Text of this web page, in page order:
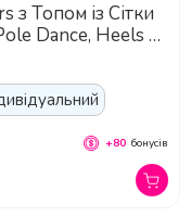
Dance, Heels та
+80 бонусів